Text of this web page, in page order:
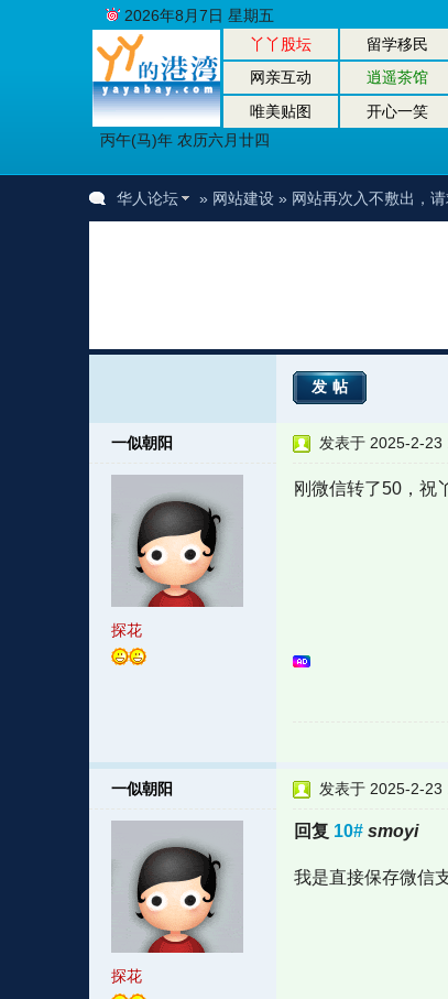
丫丫股坛 留学移民
网亲互动
逍遥茶馆
唯美贴图
开心一笑
丙午(马)年 农历六月廿四
2026年8月7日 星期五
华人论坛 » 网站建设» 网站再次入不敷出，请
发帖
一似朝阳
探花
发表于 2025-2-23
刚微信转了50，祝
一似朝阳
探花
发表于 2025-2-23
回复 10# smoyi
我是直接保存微信